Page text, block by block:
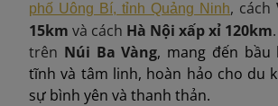
phố Uông Bí, tỉnh Quảng Ninh, cách
15km và cách Hà Nội xấp xỉ 120km
trên Núi Ba Vàng, mang đến bầu
tĩnh và tâm linh, hoàn hảo cho du
sự bình yên và thanh thản.